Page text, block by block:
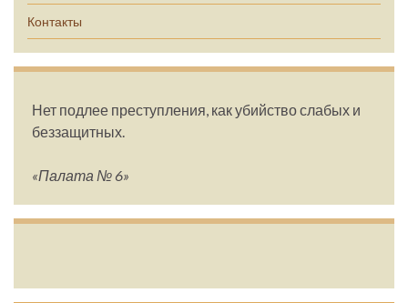
Контакты
Нет подлее преступления, как убийство слабых и
беззащитных.
«Палата № 6»